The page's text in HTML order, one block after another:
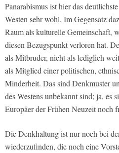
Panarabismus ist hier das
Westen sehr wohl. Im Gegensatz
Raum als kulturelle Gemeinschaft,
diesen Bezugspunkt verloren hat.
als Mitbruder, nicht als lediglich
als Mitglied einer politischen,
Minderheit. Das sind Denkmuster
des Westens unbekannt sind; ja, es
Europäer der Frühen Neuzeit noch
Die Denkhaltung ist nur noch bei
wiederzufinden, die noch eine